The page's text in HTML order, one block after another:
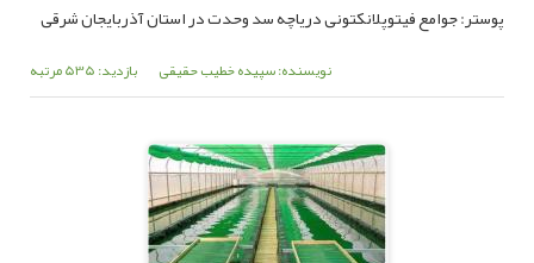
پوستر: جوامع فیتوپلانکتونی دریاچه سد وحدت در استان آذربایجان شرقی
نویسنده: سپیده خطیب حقیقی بازدید: 535 مرتبه